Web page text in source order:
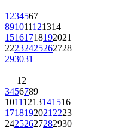
1 234567
891011121314
15161718192021
22232425262728
293031
1 2
3456789
10111213141516
1718192021 2223
24252627282930